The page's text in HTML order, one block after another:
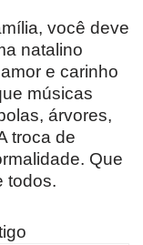
você deve
natalino
e carinho
músicas
árvores,
troca de
Que
todos.